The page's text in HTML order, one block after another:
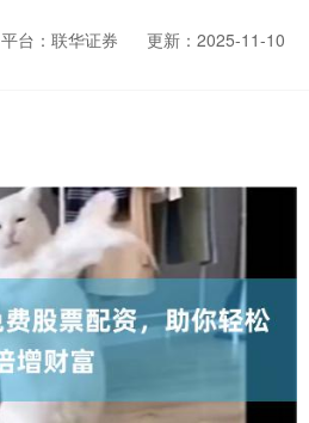
平台：联华证券
更新：2025-11-10